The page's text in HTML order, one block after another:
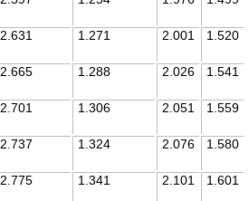
2.631 1.271 2.001 1.520
2.665 1.288 2.026 1.541
2.701 1.306 2.051 1.559
2.737 1.324 2.076 1.580
2.775 1.341 2.101 1.601